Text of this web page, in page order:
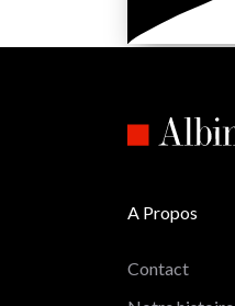
A Propos
Contact